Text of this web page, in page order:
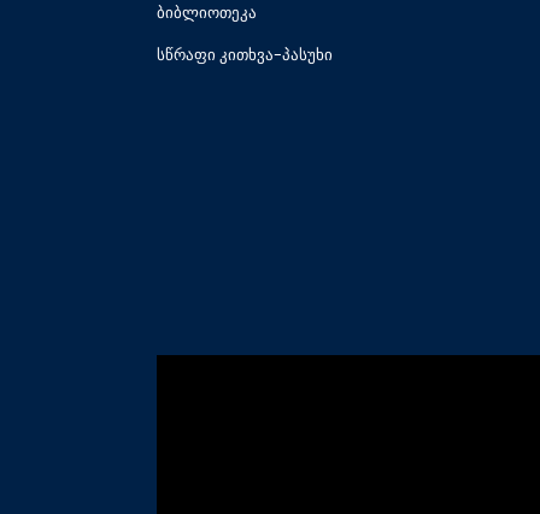
ბიბლიოთეკა
სწრაფი კითხვა-პასუხი